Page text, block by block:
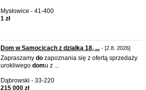
Mysłowice - 41-400
1 zł
Dom w Samocicach z działką 18, ... - [2.8. 2026]
Zapraszamy do zapoznania się z ofertą sprzedaży
urokliwego domu z ...
Dąbrowski - 33-220
215 000 zł